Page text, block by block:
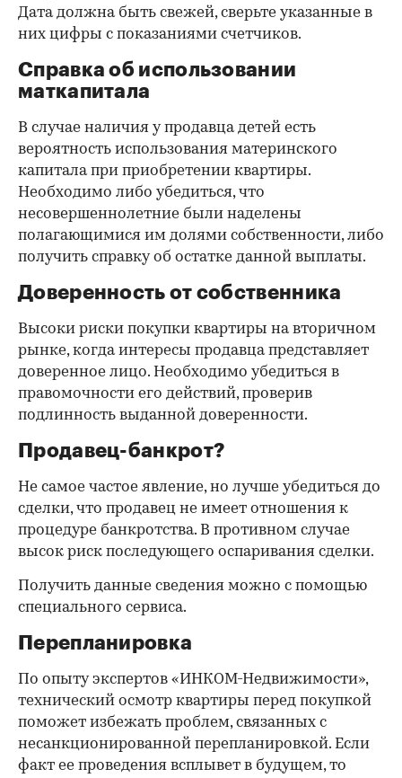
Дата должна быть свежей, сверьте указанные в
них цифры с показаниями счетчиков.
Справка об использовании
маткапитала
В случае наличия у продавца детей есть
вероятность использования материнского
капитала при приобретении квартиры.
Необходимо либо убедиться, что
несовершеннолетние были наделены
полагающимися им долями собственности, либо
получить справку об остатке данной выплаты.
Доверенность от собственника
Высоки риски покупки квартиры на вторичном
рынке, когда интересы продавца представляет
доверенное лицо. Необходимо убедиться в
правомочности его действий, проверив
подлинность выданной доверенности.
Продавец-банкрот?
Не самое частое явление, но лучше убедиться до
сделки, что продавец не имеет отношения к
процедуре банкротства. В противном случае
высок риск последующего оспаривания сделки.
Получить данные сведения можно с помощью
специального сервиса.
Перепланировка
По опыту экспертов «ИНКОМ-Недвижимости»,
технический осмотр квартиры перед покупкой
поможет избежать проблем, связанных с
несанкционированной перепланировкой. Если
факт ее проведения всплывет в будущем, то